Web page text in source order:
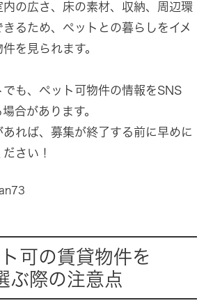
内の広さ、床の素材、収納、周辺環
るため、ペットとの暮らしをイメ
を見られます。
も、ペット可物件の情報をSNS
合があります。
れば、募集が終了する前に早めに
さい！
可の賃貸物件を
ぶ際の注意点